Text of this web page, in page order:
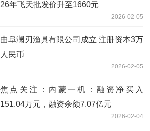
26年飞天批发价升至1660元
2026-02-05
曲阜澜刃渔具有限公司成立 注册资本3万
人民币
2026-02-05
焦点关注：内蒙一机：融资净买入
151.04万元，融资余额7.07亿元
2026-02-04